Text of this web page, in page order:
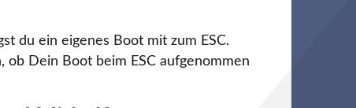
du ein eigenes Boot mit zum ESC.
ob Dein Boot beim ESC aufgenommen